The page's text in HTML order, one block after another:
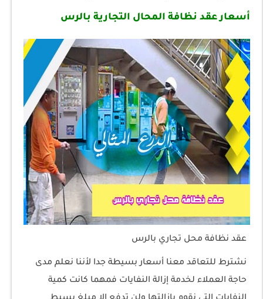
أسعار عقد نظافة المحال التجارية بالرس
عقد نظافة محل تجاري بالرس
نشترط للتعاقد معنا أسعار بسيطة جدا لأننا نعلم مدى
حاجة العملاء لخدمة إزالة النفايات فمهما كانت كمية